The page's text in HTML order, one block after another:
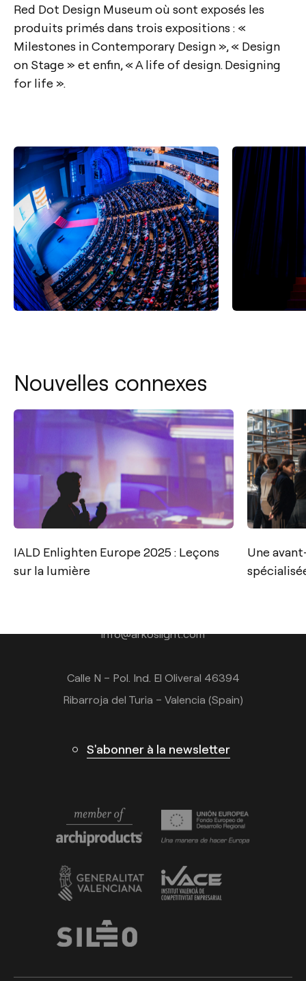
Red Dot Design Museum où sont exposés les
produits primés dans trois expositions : «
Milestones in Contemporary Design », « Design
on Stage » et enfin, « A life of design. Designing
for life ».
Nouvelles connexes
IALD Enlighten Europe 2025 : Leçons
sur la lumière
Une
Contact
info@arkoslight.com
Calle N – Pol. Ind. El Oliveral 46394
Ribarroja del Turia – Valencia (Spain)
S'abonner à la newsletter